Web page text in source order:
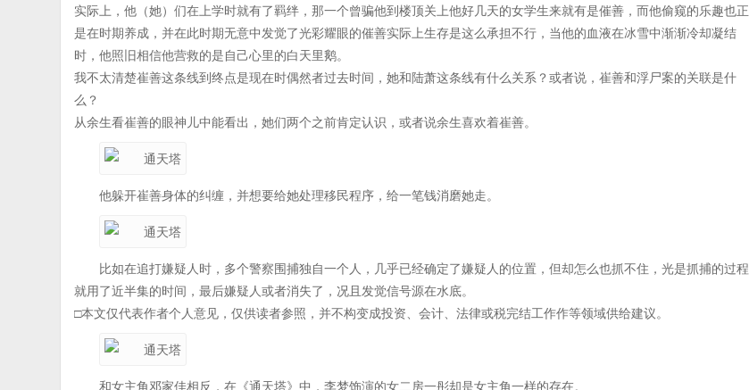
实际上，他（她）们在上学时就有了羁绊，那一个曾骗他到楼顶关上他好几天的女学生来就有是催善，而他偷窥的乐趣也正
是在时期养成，并在此时期无意中发觉了光彩耀眼的催善实际上生存是这么承担不行，当他的血液在冰雪中渐渐冷却凝结
时，他照旧相信他营救的是自己心里的白天里鹅。
我不太清楚崔善这条线到终点是现在时偶然者过去时间，她和陆萧这条线有什么关系？或者说，崔善和浮尸案的关联是什
么？
从余生看崔善的眼神儿中能看出，她们两个之前肯定认识，或者说余生喜欢着崔善。
他躲开崔善身体的纠缠，并想要给她处理移民程序，给一笔钱消磨她走。
比如在追打嫌疑人时，多个警察围捕独自一个人，几乎已经确定了嫌疑人的位置，但却怎么也抓不住，光是抓捕的过程
就用了近半集的时间，最后嫌疑人或者消失了，况且发觉信号源在水底。
□本文仅代表作者个人意见，仅供读者参照，并不构变成投资、会计、法律或税完结工作作等领域供给建议。
和女主角邓家佳相反，在《通天塔》中，李梦饰演的女二房一彤却是女主角一样的存在。